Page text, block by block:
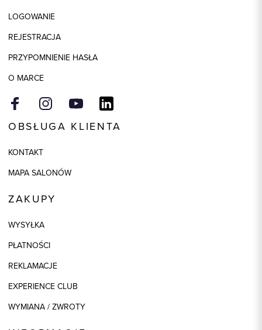
LOGOWANIE
REJESTRACJA
PRZYPOMNIENIE HASŁA
O MARCE
OBSŁUGA KLIENTA
KONTAKT
MAPA SALONÓW
ZAKUPY
WYSYŁKA
PŁATNOŚCI
REKLAMACJE
EXPERIENCE CLUB
WYMIANA / ZWROTY